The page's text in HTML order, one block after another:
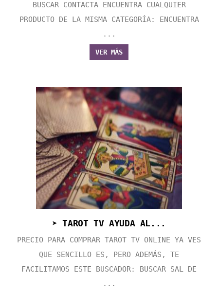
BUSCAR CONTACTA ENCUENTRA CUALQUIER
PRODUCTO DE LA MISMA CATEGORÍA: ENCUENTRA
...
VER MÁS
➤ TAROT TV AYUDA AL...
PRECIO PARA COMPRAR TAROT TV ONLINE YA VES
QUE SENCILLO ES, PERO ADEMÁS, TE
FACILITAMOS ESTE BUSCADOR: BUSCAR SAL DE
...